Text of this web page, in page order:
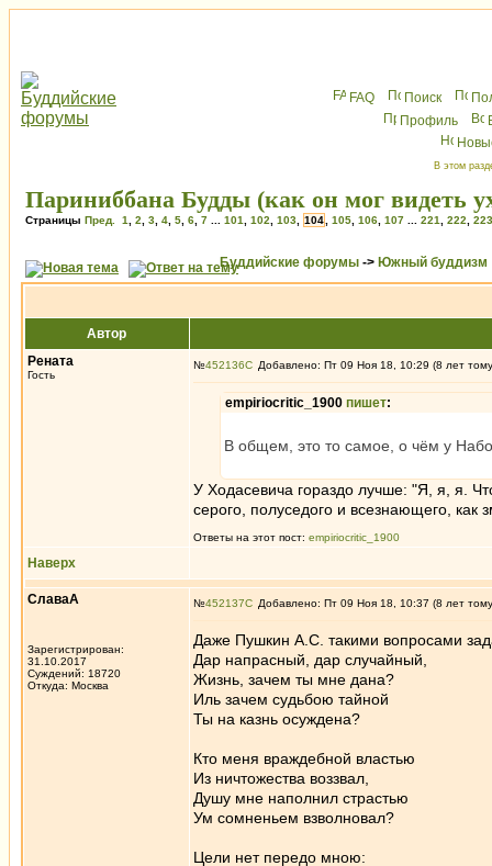
FAQ Поиск
Профиль
В этом
Париниббана Будды (как он мог видеть
Страницы Пред. 1 2 3 4 5 6 7 101 102 103 104 105 106 107 221 222 223
Буддийские форумы -> Южный буддизм
Автор
Рената
Гость
№452136 Добавлено: Пт 09 Ноя 18, 10:29 (8 лет
empiriocritic_1900 пишет:
В общем, это то самое, о чём у
У Ходасевича гораздо лучше: "Я, я, я.
серого, полуседого и всезнающего, как
Ответы на этот пост: empiriocritic_1900
Наверх
СлаваА
Зарегистрирован:
31.10.2017
Суждений: 18720
Откуда: Москва
№452137 Добавлено: Пт 09 Ноя 18, 10:37 (8 лет
Даже Пушкин А.С. такими вопросами
Дар напрасный, дар случайный,
Жизнь, зачем ты мне дана?
Иль зачем судьбою тайной
Ты на казнь осуждена?
Кто меня враждебной властью
Из ничтожества воззвал,
Душу мне наполнил страстью
Ум сомненьем взволновал?
Цели нет передо мною: